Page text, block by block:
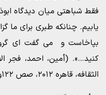
فقط شباهتی میان دیدگاه
یابیم. چنانکه طبری برای ما
بپاخاست و می گفت ای گروه
کنید…». (أمین، احمد، فجر
الثقافه، قاهره ۲۰۱۲، صص ۱۲۲و ۱۲۳)